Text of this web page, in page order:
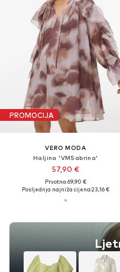
PROMOCIJA
VERO MODA
Haljina 'VMSabrina'
57,90 €
Prvotno: 69,90 €
Posljednja najniža cijena:23,16 €